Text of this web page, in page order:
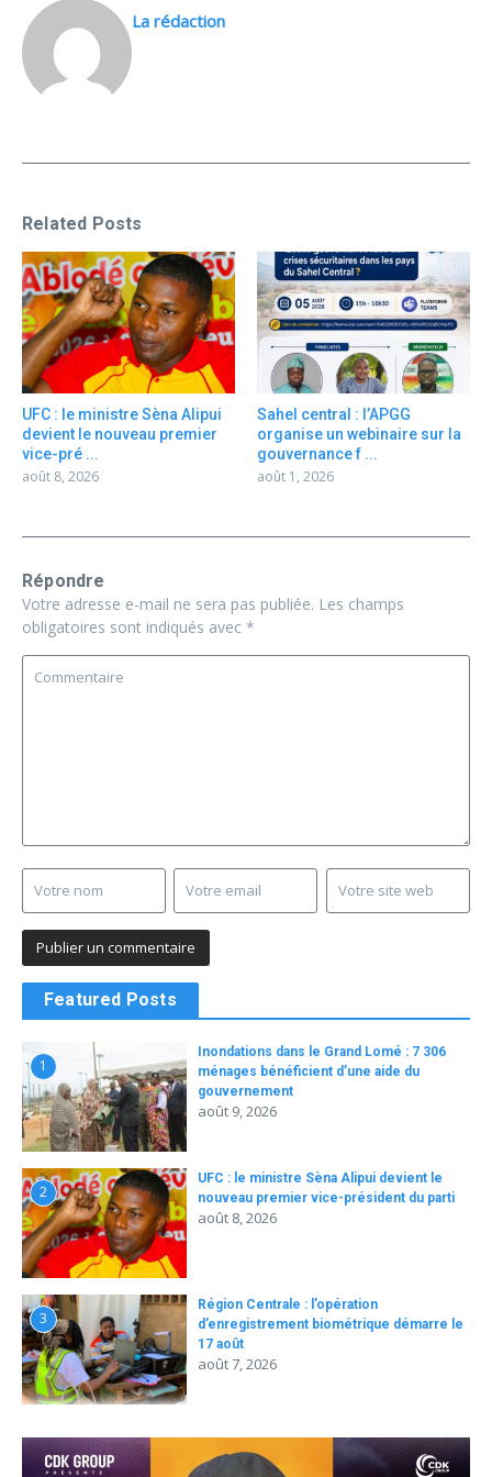
La rédaction
Related Posts
UFC : le ministre Sèna Alipui
devient le nouveau premier
vice-pré ...
août 8, 2026
Sahel central : l’APGG
organise un webinaire sur la
gouvernance f ...
août 1, 2026
Répondre
Votre adresse e-mail ne sera pas publiée. Les champs
obligatoires sont indiqués avec *
Featured Posts
1
Inondations dans le Grand Lomé : 7 306
ménages bénéficient d’une aide du
gouvernement
août 9, 2026
2
UFC : le ministre Sèna Alipui devient le
nouveau premier vice-président du parti
août 8, 2026
3
Région Centrale : l’opération
d’enregistrement biométrique démarre le
17 août
août 7, 2026